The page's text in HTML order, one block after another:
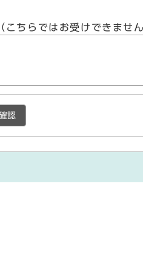
こちらではお受けできませ
認